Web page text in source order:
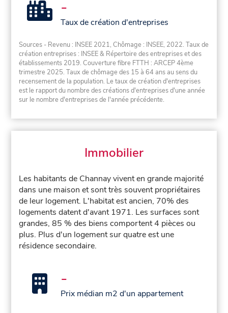
-
Taux de création d'entreprises
Sources - Revenu : INSEE 2021, Chômage : INSEE, 2022. Taux de
création entreprises : INSEE & Répertoire des entreprises et des
établissements 2019. Couverture fibre FTTH : ARCEP 4ème
trimestre 2025. Taux de chômage des 15 à 64 ans au sens du
recensement de la population. Le taux de création d'entreprises
est le rapport du nombre des créations d'entreprises d'une année
sur le nombre d'entreprises de l'année précédente.
Immobilier
Les habitants de Channay vivent en grande majorité
dans une maison et sont très souvent propriétaires
de leur logement. L'habitat est ancien, 70% des
logements datent d'avant 1971. Les surfaces sont
grandes, 85 % des biens comportent 4 pièces ou
plus. Plus d'un logement sur quatre est une
résidence secondaire.
-
Prix médian m2 d'un appartement